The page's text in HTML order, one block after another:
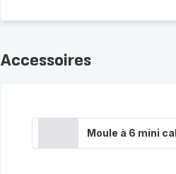
Accessoires
Moule à 6 mini